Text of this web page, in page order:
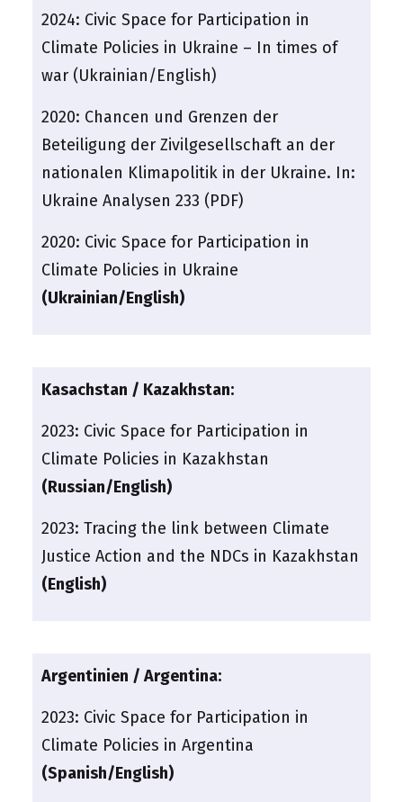
2024: Civic Space for Participation in
Climate Policies in Ukraine – In times of
war (Ukrainian/English)
2020: Chancen und Grenzen der
Beteiligung der Zivilgesellschaft an der
nationalen Klimapolitik in der Ukraine. In:
Ukraine Analysen 233 (PDF)
2020: Civic Space for Participation in
Climate Policies in Ukraine
(Ukrainian/English)
Kasachstan / Kazakhstan:
2023: Civic Space for Participation in
Climate Policies in Kazakhstan
(Russian/English)
2023: Tracing the link between Climate
Justice Action and the NDCs in Kazakhstan
(English)
Argentinien / Argentina:
2023: Civic Space for Participation in
Climate Policies in Argentina
(Spanish/English)